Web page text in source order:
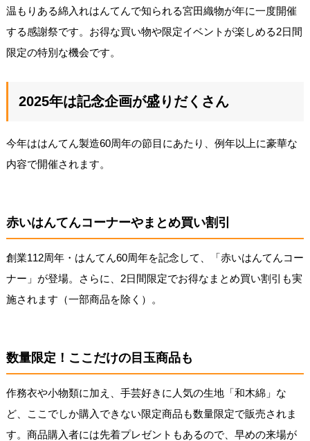
温もりある綿入れはんてんで知られる宮田織物が年に一度開催
する感謝祭です。お得な買い物や限定イベントが楽しめる2日間
限定の特別な機会です。
2025年は記念企画が盛りだくさん
今年ははんてん製造60周年の節目にあたり、例年以上に豪華な
内容で開催されます。
赤いはんてんコーナーやまとめ買い割引
創業112周年・はんてん60周年を記念して、「赤いはんてんコー
ナー」が登場。さらに、2日間限定でお得なまとめ買い割引も実
施されます（一部商品を除く）。
数量限定！ここだけの目玉商品も
作務衣や小物類に加え、手芸好きに人気の生地「和木綿」な
ど、ここでしか購入できない限定商品も数量限定で販売されま
す。商品購入者には先着プレゼントもあるので、早めの来場が